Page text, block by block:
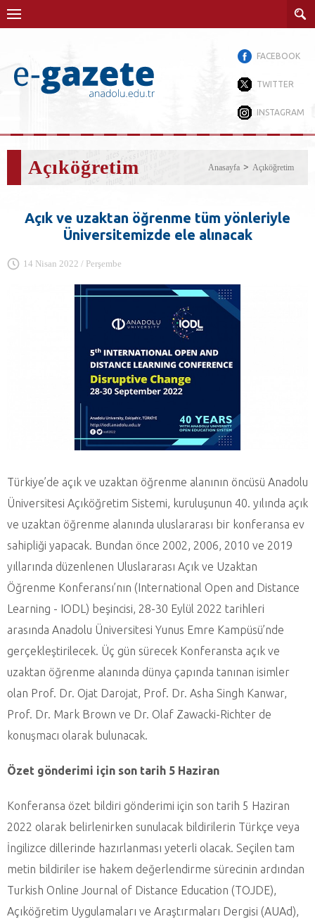
FACEBOOK
TWITTER
INSTAGRAM
Açıköğretim Anasayfa Açıköğretim
Açık ve uzaktan öğrenme tüm yönleriyle
Üniversitemizde ele alınacak
14 Nisan 2022 / Perşembe
Türkiye’de açık ve uzaktan öğrenme alanının öncüsü Anadolu
Üniversitesi Açıköğretim Sistemi, kuruluşunun 40. yılında açık
ve uzaktan öğrenme alanında uluslararası bir konferansa ev
sahipliği yapacak. Bundan önce 2002, 2006, 2010 ve 2019
yıllarında düzenlenen Uluslararası Açık ve Uzaktan
Öğrenme Konferansı’nın (International Open and Distance
Learning - IODL) beşincisi, 28-30 Eylül 2022 tarihleri
arasında Anadolu Üniversitesi Yunus Emre Kampüsü’nde
gerçekleştirilecek. Üç gün sürecek Konferansta açık ve
uzaktan öğrenme alanında dünya çapında tanınan isimler
olan Prof. Dr. Ojat Darojat, Prof. Dr. Asha Singh Kanwar,
Prof. Dr. Mark Brown ve Dr. Olaf Zawacki-Richter de
konuşmacı olarak bulunacak.
Özet gönderimi için son tarih 5 Haziran
Konferansa özet bildiri gönderimi için son tarih 5 Haziran
2022 olarak belirlenirken sunulacak bildirilerin Türkçe veya
İngilizce dillerinde hazırlanması yeterli olacak. Seçilen tam
metin bildiriler ise hakem değerlendirme sürecinin ardından
Turkish Online Journal of Distance Education (TOJDE),
Açıköğretim Uygulamaları ve Araştırmaları Dergisi (AUAd),